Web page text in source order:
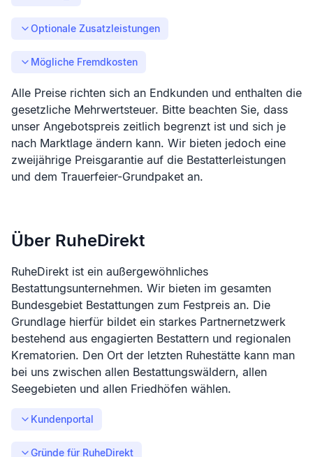
Optionale Zusatzleistungen
Mögliche Fremdkosten
Alle Preise richten sich an Endkunden und enthalten die
gesetzliche Mehrwertsteuer. Bitte beachten Sie, dass
unser Angebotspreis zeitlich begrenzt ist und sich je
nach Marktlage ändern kann. Wir bieten jedoch eine
zweijährige Preisgarantie auf die Bestatterleistungen
und dem Trauerfeier-Grundpaket an.
Über RuheDirekt
RuheDirekt ist ein außergewöhnliches
Bestattungsunternehmen. Wir bieten im gesamten
Bundesgebiet Bestattungen zum Festpreis an. Die
Grundlage hierfür bildet ein starkes Partnernetzwerk
bestehend aus engagierten Bestattern und regionalen
Krematorien. Den Ort der letzten Ruhestätte kann man
bei uns zwischen allen Bestattungswäldern, allen
Seegebieten und allen Friedhöfen wählen.
Kundenportal
Gründe für RuheDirekt